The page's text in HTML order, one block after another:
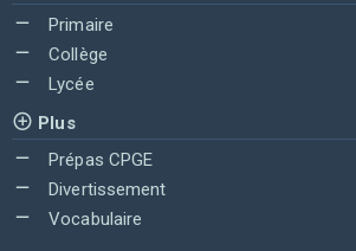
Primaire
Collège
Lycée
Plus
Prépas CPGE
Divertissement
Vocabulaire